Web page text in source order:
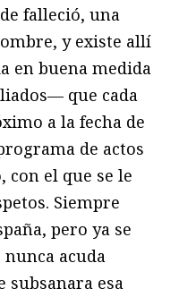
falleció, una
y existe allí
en buena medida
que cada
a la fecha de
de actos
con el que se le
Siempre
pero ya se
acuda
subsanara esa